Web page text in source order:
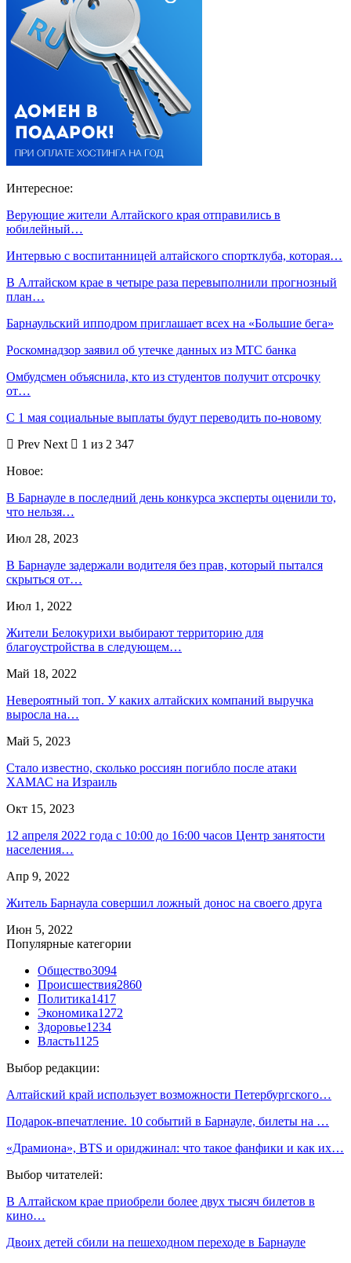
Интересное:
Верующие жители Алтайского края отправились в
юбилейный…
Интервью с воспитанницей алтайского спортклуба, которая…
В Алтайском крае в четыре раза перевыполнили прогнозный
план…
Барнаульский ипподром приглашает всех на «Большие бега»
Роскомнадзор заявил об утечке данных из МТС банка
Омбудсмен объяснила, кто из студентов получит отсрочку
от…
С 1 мая социальные выплаты будут переводить по-новому
Prev Next
1 из 2 347
Новое:
В Барнауле в последний день конкурса эксперты оценили то,
что нельзя…
Июл 28, 2023
В Барнауле задержали водителя без прав, который пытался
скрыться от…
Июл 1, 2022
Жители Белокурихи выбирают территорию для
благоустройства в следующем…
Май 18, 2022
Невероятный топ. У каких алтайских компаний выручка
выросла на…
Май 5, 2023
Стало известно, сколько россиян погибло после атаки
ХАМАС на Израиль
Окт 15, 2023
12 апреля 2022 года с 10:00 до 16:00 часов Центр занятости
населения…
Апр 9, 2022
Житель Барнаула совершил ложный донос на своего друга
Июн 5, 2022
Популярные категории
Общество3094
Происшествия2860
Политика1417
Экономика1272
Здоровье1234
Власть1125
Выбор редакции:
Алтайский край использует возможности Петербургского…
Подарок-впечатление. 10 событий в Барнауле, билеты на …
«Драмиона», BTS и ориджинал: что такое фанфики и как их…
Выбор читателей:
В Алтайском крае приобрели более двух тысяч билетов в
кино…
Двоих детей сбили на пешеходном переходе в Барнауле